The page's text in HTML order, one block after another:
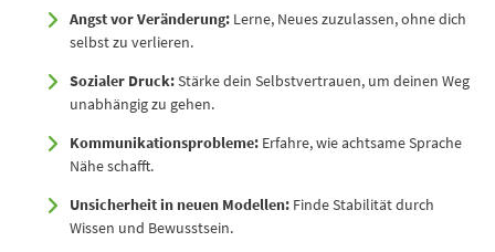
Angst vor Veränderung: Lerne, Neues zuzulassen, ohne dich
selbst zu verlieren.
Sozialer Druck:Stärke dein Selbstvertrauen, um deinen Weg
unabhängig zu gehen.
Kommunikationsprobleme: Erfahre, wie achtsame Sprache
Nähe schafft.
Unsicherheit in neuen Modellen: Finde Stabilität durch
Wissen und Bewusstsein.